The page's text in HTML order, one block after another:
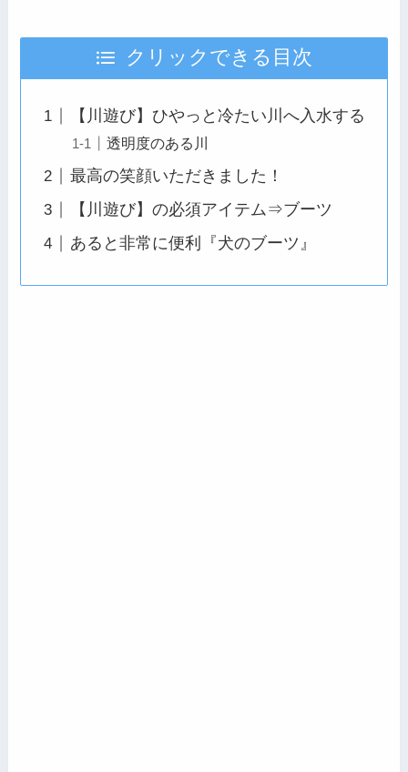
クリックできる目次
【川遊び】ひやっと冷たい川へ入水する
透明度のある川
最高の笑顔いただきました！
【川遊び】の必須アイテム⇒ブーツ
あると非常に便利『犬のブーツ』